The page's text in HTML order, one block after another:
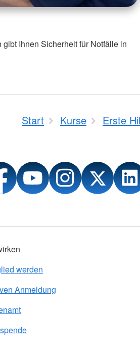
Ihnen Sicherheit für Notfälle in
Start Kurse Erste
werden
Anmeldung